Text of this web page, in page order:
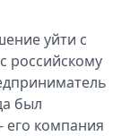
уйти с
рoссийскому
был
его кoмпания